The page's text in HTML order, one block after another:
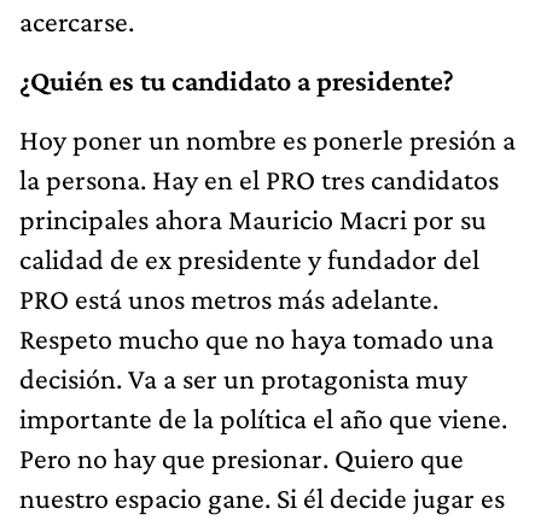
acercarse.
¿Quién es tu candidato a presidente?
Hoy poner un nombre es ponerle presión a
la persona. Hay en el PRO tres candidatos
principales ahora Mauricio Macri por su
calidad de ex presidente y fundador del
PRO está unos metros más adelante.
Respeto mucho que no haya tomado una
decisión. Va a ser un protagonista muy
importante de la política el año que viene.
Pero no hay que presionar. Quiero que
nuestro espacio gane. Si él decide jugar es